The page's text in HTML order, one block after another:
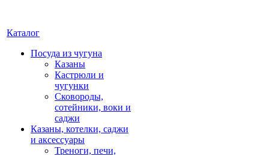
Каталог
Посуда из чугуна
Казаны
Кастрюли и
чугунки
Сковороды,
сотейники, воки и
саджи
Казаны, котелки, саджи
и аксессуары
Треноги, печи,